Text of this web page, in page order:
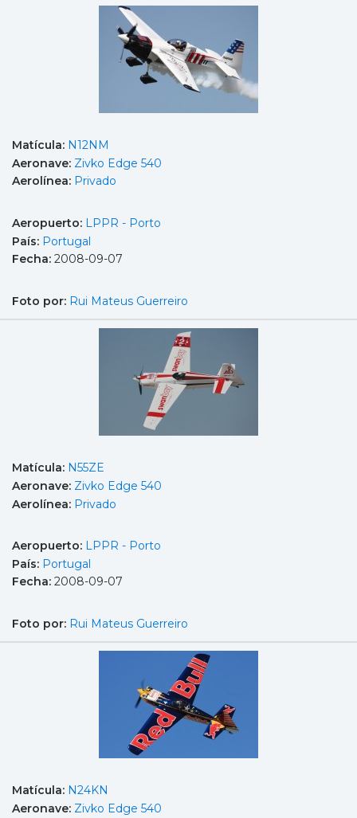
Matícula: N12NM
Aeronave: Zivko Edge 540
Aerolínea: Privado
Aeropuerto: LPPR - Porto
País: Portugal
Fecha: 2008-09-07
Foto por: Rui Mateus Guerreiro
Matícula: N55ZE
Aeronave: Zivko Edge 540
Aerolínea: Privado
Aeropuerto: LPPR - Porto
País: Portugal
Fecha: 2008-09-07
Foto por: Rui Mateus Guerreiro
Matícula: N24KN
Aeronave: Zivko Edge 540